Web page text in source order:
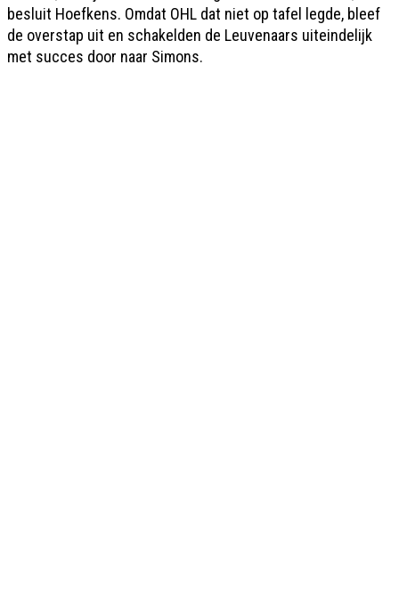
besluit Hoefkens. Omdat OHL dat niet op tafel legde, bleef
de overstap uit en schakelden de Leuvenaars uiteindelijk
met succes door naar Simons.